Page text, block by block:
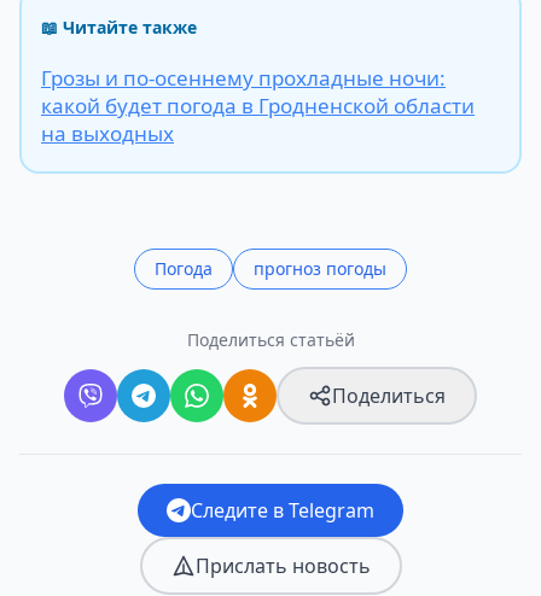
📖 Читайте также
Грозы и по-осеннему прохладные ночи:
какой будет погода в Гродненской области
на выходных
Погода прогноз погоды
Поделиться статьёй
Поделиться
Следите в Telegram
Прислать новость